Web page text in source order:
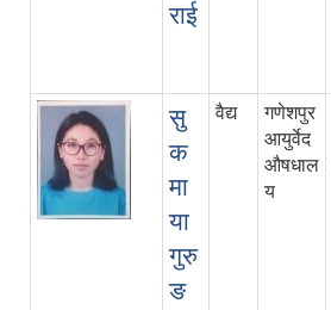
राई
सु
क
मा
या
गुरु
ङ
वैद्य
गणेशपुर
आयुर्वेद
औषधाल
य